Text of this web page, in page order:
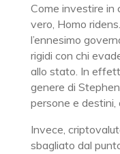
Come investire in
vero, Homo
l’ennesimo
rigidi con chi
allo stato. In
genere di
persone e destini,
Invece,
sbagliato dal